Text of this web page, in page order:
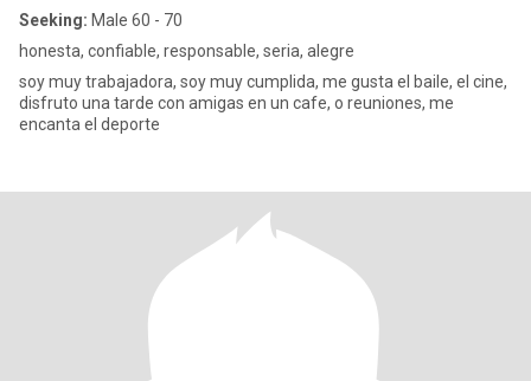
Seeking: Male 60 - 70
honesta, confiable, responsable, seria, alegre
soy muy trabajadora, soy muy cumplida, me gusta el baile, el cine,
disfruto una tarde con amigas en un cafe, o reuniones, me
encanta el deporte